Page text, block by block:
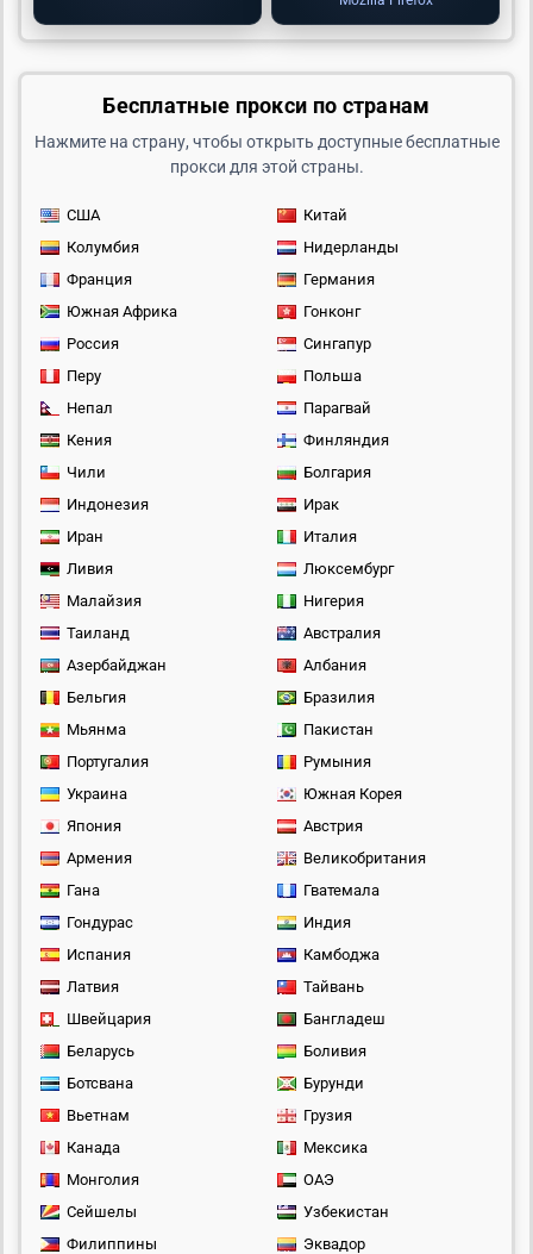
Бесплатные прокси по странам
Нажмите на страну, чтобы открыть доступные бесплатные
прокси для этой страны.
США
Китай
Колумбия
Нидерланды
Франция
Германия
Южная Африка
Гонконг
Россия
Сингапур
Перу
Польша
Непал
Парагвай
Кения
Финляндия
Чили
Болгария
Индонезия
Ирак
Иран
Италия
Ливия
Люксембург
Малайзия
Нигерия
Таиланд
Австралия
Азербайджан
Албания
Бельгия
Бразилия
Мьянма
Пакистан
Португалия
Румыния
Украина
Южная Корея
Япония
Австрия
Армения
Великобритания
Гана
Гватемала
Гондурас
Индия
Испания
Камбоджа
Латвия
Тайвань
Швейцария
Бангладеш
Беларусь
Боливия
Ботсвана
Бурунди
Вьетнам
Грузия
Канада
Мексика
Монголия
ОАЭ
Сейшелы
Узбекистан
Филиппины
Эквадор